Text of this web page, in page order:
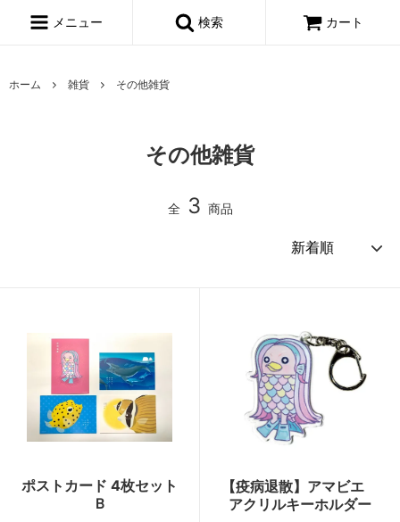
メニュー 検索 カート
ホーム 雑貨 その他雑貨
その他雑貨
全 3 商品
ポストカード 4枚セット
Ｂ
【疫病退散】アマビエ
アクリルキーホルダー